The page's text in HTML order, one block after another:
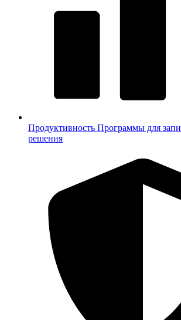
Продуктивность Программы для
решения